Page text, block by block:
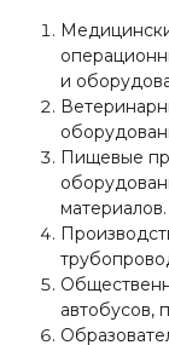
и
Пищевые
материалов.
автобусов,